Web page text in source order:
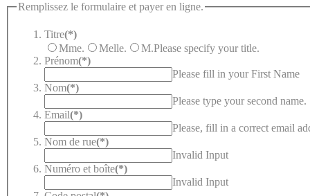
Remplissez le formulaire et payer en ligne.
Titre(*)
Mme.
Melle. M.Please specify your title.
Prénom(*)
Please fill in your First Name
Nom(*)
Please type your second name.
Email(*)
Please, fill in a correct email
Nom de rue(*)
Invalid Input
Numéro et boîte(*)
Invalid Input